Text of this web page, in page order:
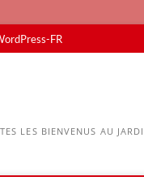
FR
LES BIENVENUS AU